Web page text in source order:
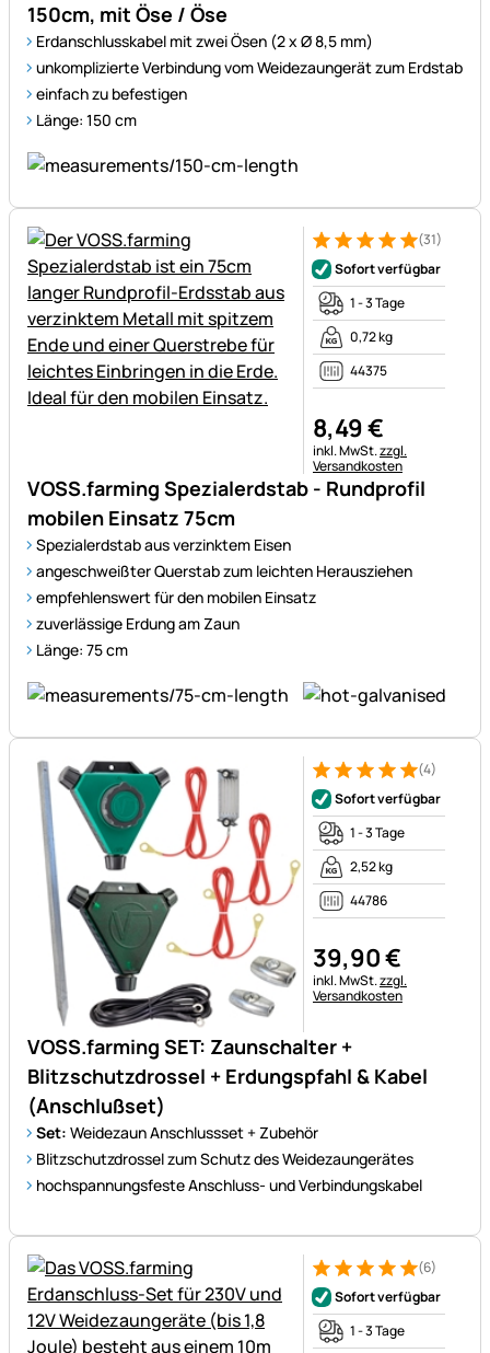
150cm, mit Öse / Öse
Erdanschlusskabel mit zwei Ösen (2 x Ø 8,5 mm)
unkomplizierte Verbindung vom Weidezaungerät zum Erdstab
einfach zu befestigen
Länge: 150 cm
VOSS.farming Spezialerdstab - Rundprofil
mobilen Einsatz 75cm
Spezialerdstab aus verzinktem Eisen
angeschweißter Querstab zum leichten Herausziehen
empfehlenswert für den mobilen Einsatz
zuverlässige Erdung am Zaun
Länge: 75 cm
Bewertung: 5 von 5 (31
31 Bewertungen (31)
Sofort verfügbar
1 - 3 Tage
0,72 kg
44375
8,49€
Steuerhinweis:
inkl. MwSt.zzgl.
Versandkosten
VOSS.farming SET: Zaunschalter +
Blitzschutzdrossel + Erdungspfahl & Kabel
(Anschlußset)
Set: Weidezaun Anschlussset + Zubehör
Blitzschutzdrossel zum Schutz des Weidezaungerätes
hochspannungsfeste Anschluss- und Verbindungskabel
Bewertung: 5 von 5 (4
4 Bewertungen
(4)
Sofort verfügbar
1 - 3 Tage
2,52 kg
44786
39,90€
Steuerhinweis:
inkl. MwSt.zzgl.
Versandkosten
Bewertung: 5 von 5 (6
6 Bewertungen
(6)
Sofort verfügbar
1 - 3 Tage